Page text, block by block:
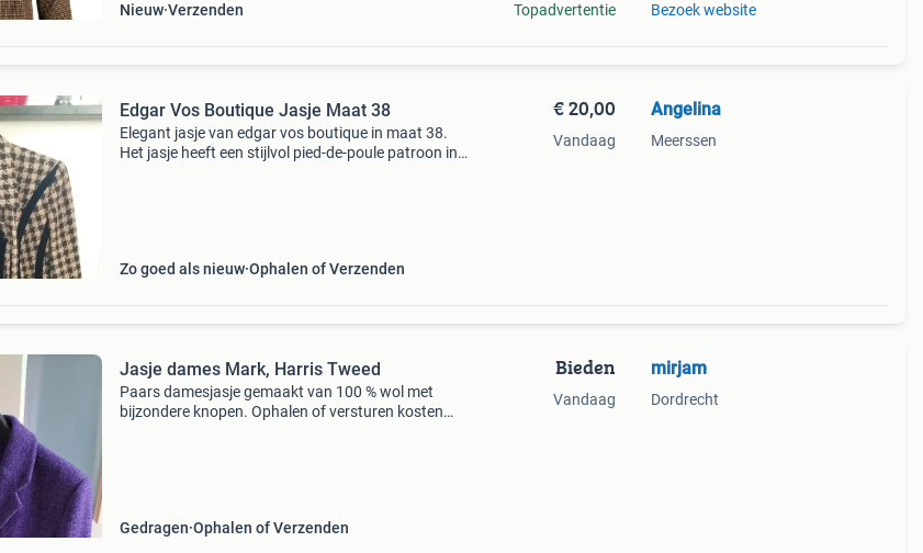
Nieuw Verzenden Topadvertentie Bezoek website
Edgar Vos Boutique Jasje Maat 38
Elegant jasje van edgar vos boutique in maat 38.
Het jasje heeft een stijlvol pied-de-poule patroon in
Zo goed als nieuw Ophalen of Verzenden
€ 20,00
Vandaag
Angelina
Meerssen
Jasje dames Mark, Harris Tweed
Paars damesjasje gemaakt van 100 % wol met
bijzondere knopen. Ophalen of versturen kosten
Gedragen Ophalen of Verzenden
Bieden
Vandaag
mirjam
Dordrecht